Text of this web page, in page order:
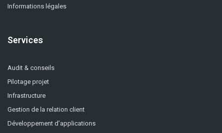
Informations légales
Services
Audit & conseils
Pilotage projet
Infrastructure
Gestion de la relation client
Développement d’applications